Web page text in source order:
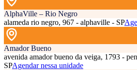
AlphaVille – Rio Negro
alameda rio negro, 967 - alphaville - SP
Amador Bueno
avenida amador bueno da veiga, 1793 -
SPAgendar nessa unidade